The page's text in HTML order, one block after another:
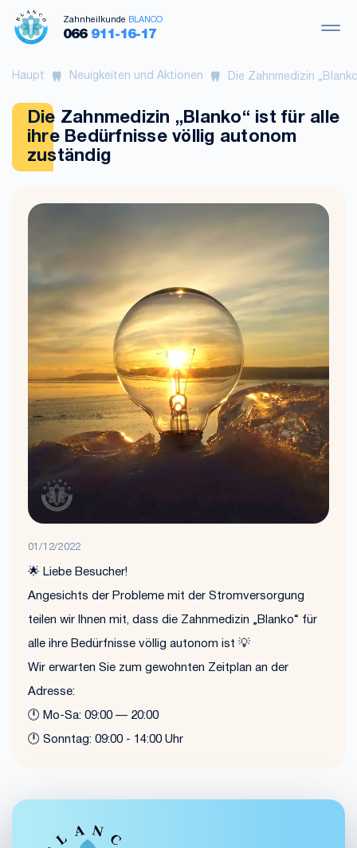
Zahnheilkunde BLANCO
066911-16-17
Haupt Neuigkeiten und Aktionen Die Zahnmedizin
Die Zahnmedizin „Blanko“ ist für alle
ihre Bedürfnisse völlig autonom
zuständig
01/12/2022
🌟 Liebe Besucher!
Angesichts der Probleme mit der Stromversorgung
teilen wir Ihnen mit, dass die Zahnmedizin „Blanko“ für
alle ihre Bedürfnisse völlig autonom ist 💡
Wir erwarten Sie zum gewohnten Zeitplan an der
Adresse:
🕛 Mo-Sa: 09:00 — 20:00
🕛 Sonntag: 09:00 - 14:00 Uhr